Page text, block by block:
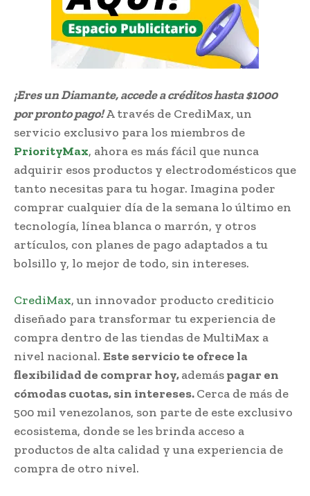
¡Eres un Diamante, accede a créditos hasta $1000
por pronto pago!A través de CrediMax, un
servicio exclusivo para los miembros de
PriorityMax, ahora es más fácil que nunca
adquirir esos productos y electrodomésticos que
tanto necesitas para tu hogar. Imagina poder
comprar cualquier día de la semana lo último en
tecnología, línea blanca o marrón, y otros
artículos, con planes de pago adaptados a tu
bolsillo y, lo mejor de todo, sin intereses.
CrediMax, un innovador producto crediticio
diseñado para transformar tu experiencia de
compra dentro de las tiendas de MultiMax a
nivel nacional. Este servicio te ofrece la
flexibilidad de comprar hoy,ademáspagar en
cómodas cuotas, sin intereses.Cerca de más de
500 mil venezolanos, son parte de este exclusivo
ecosistema, donde se les brinda acceso a
productos de alta calidad y una experiencia de
compra de otro nivel.